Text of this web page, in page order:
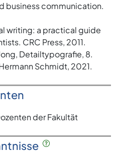
business communication.
writing: a practical guide
CRC Press, 2011.
Detailtypografie, 8.
Schmidt, 2021.
der Fakultät